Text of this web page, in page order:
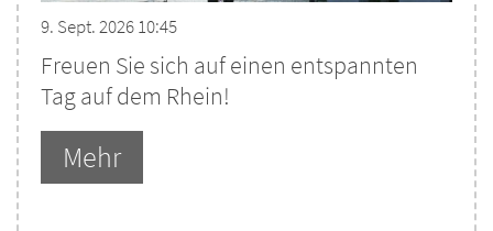
9. Sept. 2026 10:45
Freuen Sie sich auf einen entspannten
Tag auf dem Rhein!
Mehr